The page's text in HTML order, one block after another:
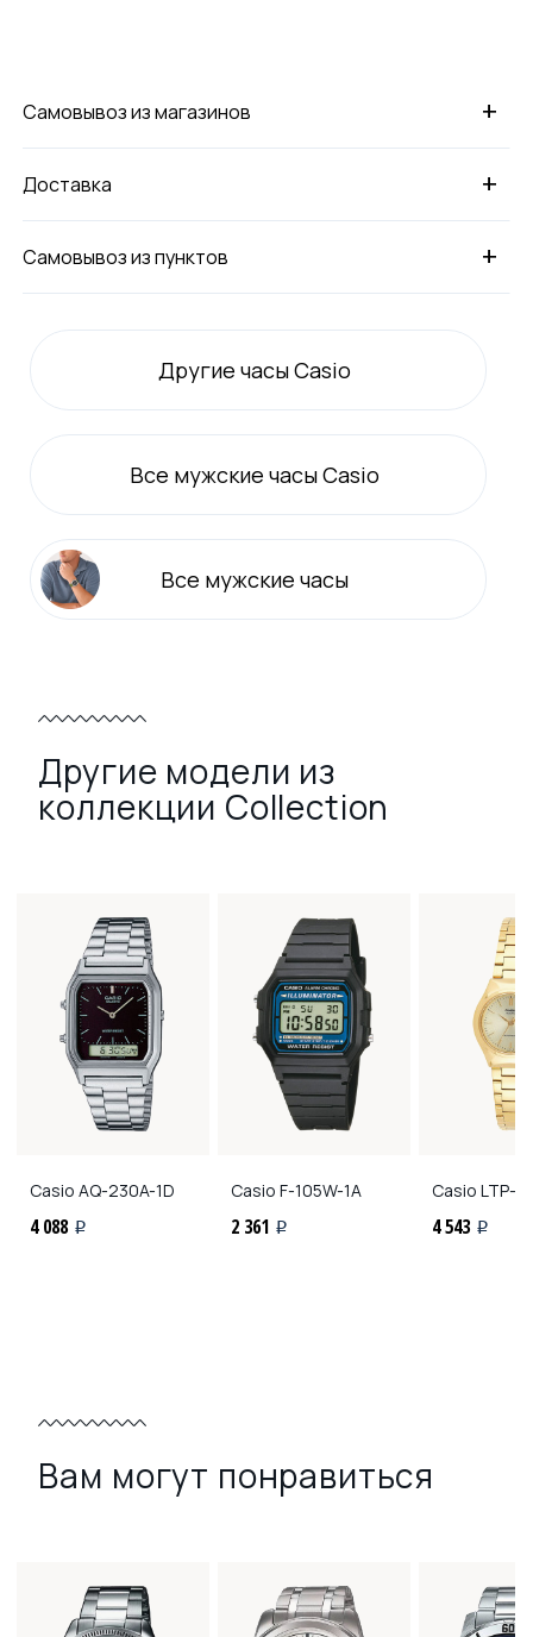
+
Самовывоз из магазинов
+
Доставка
+
Самовывоз из пунктов
Другие часы Casio
Все мужские часы Casio
Все мужские часы
Другие модели из
коллекции Collection
Casio AQ-230A-1D
4 088 i
Casio F-105W-1A
2 361 i
Casio LTP-
4 543 i
Вам могут понравиться